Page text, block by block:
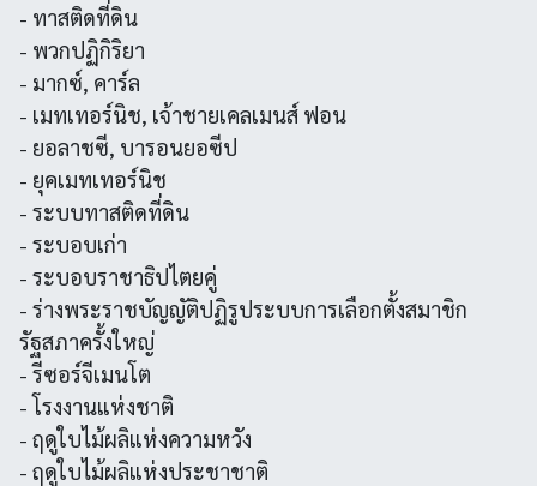
- ทาสติดที่ดิน
- พวกปฏิกิริยา
- มากซ์, คาร์ล
- เมทเทอร์นิช, เจ้าชายเคลเมนส์ ฟอน
- ยอลาชซี, บารอนยอซีป
- ยุคเมทเทอร์นิช
- ระบบทาสติดที่ดิน
- ระบอบเก่า
- ระบอบราชาธิปไตยคู่
- ร่างพระราชบัญญัติปฏิรูประบบการเลือกตั้งสมาชิก
รัฐสภาครั้งใหญ่
- รีซอร์จีเมนโต
- โรงงานแห่งชาติ
- ฤดูใบไม้ผลิแห่งความหวัง
- ฤดูใบไม้ผลิแห่งประชาชาติ